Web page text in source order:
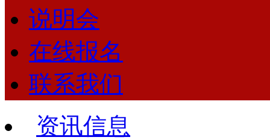
说明会
在线报名
联系我们
资讯信息